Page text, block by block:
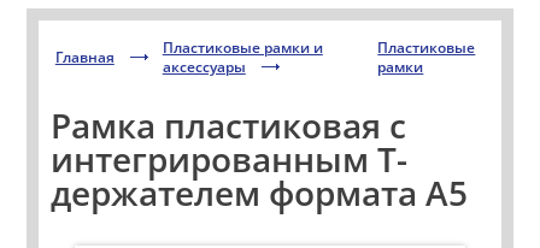
Главная
Пластиковые рамки и
аксессуары
Пластиковые
рамки
Рамка пластиковая с
интегрированным Т-
держателем формата А5